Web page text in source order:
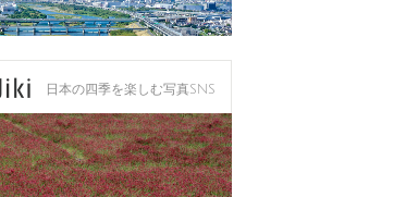
日本の四季を楽しむ写真SNS